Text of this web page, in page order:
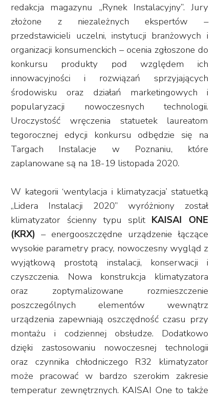
redakcja magazynu „Rynek Instalacyjny”. Jury
złożone z niezależnych ekspertów –
przedstawicieli uczelni, instytucji branżowych i
organizacji konsumenckich – ocenia zgłoszone do
konkursu produkty pod względem ich
innowacyjności i rozwiązań sprzyjających
środowisku oraz działań marketingowych i
popularyzacji nowoczesnych technologii.
Uroczystość wręczenia statuetek laureatom
tegorocznej edycji konkursu odbędzie się na
Targach Instalacje w Poznaniu, które
zaplanowane są na 18-19 listopada 2020.
W kategorii ‘wentylacja i klimatyzacja’ statuetką
„Lidera Instalacji 2020” wyróżniony został
klimatyzator ścienny typu split KAISAI ONE
(KRX) – energooszczędne urządzenie łączące
wysokie parametry pracy, nowoczesny wygląd z
wyjątkową prostotą instalacji, konserwacji i
czyszczenia. Nowa konstrukcja klimatyzatora
oraz zoptymalizowane rozmieszczenie
poszczególnych elementów wewnątrz
urządzenia zapewniają oszczędność czasu przy
montażu i codziennej obsłudze. Dodatkowo
dzięki zastosowaniu nowoczesnej technologii
oraz czynnika chłodniczego R32 klimatyzator
może pracować w bardzo szerokim zakresie
temperatur zewnętrznych. KAISAI One to także